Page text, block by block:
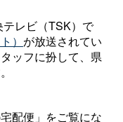
レビ（TSK）で
） が放送されてい
ッフに扮して、県
配便」をご覧にな